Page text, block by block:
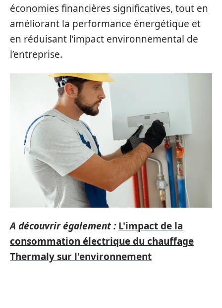
économies financières significatives, tout en
améliorant la performance énergétique et
en réduisant l’impact environnemental de
l’entreprise.
A découvrir également : L'impact de la
consommation électrique du chauffage
Thermaly sur l'environnement